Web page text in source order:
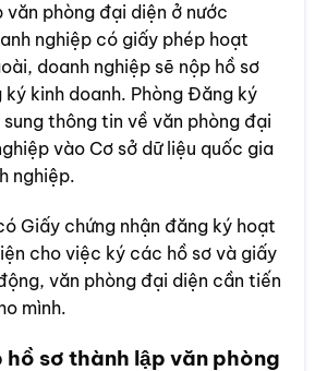
văn phòng đại diện ở nước
nghiệp có giấy phép hoạt
doanh nghiệp sẽ nộp hồ sơ
kinh doanh. Phòng Đăng ký
sung thông tin về văn phòng đại
vào Cơ sở dữ liệu quốc gia
nghiệp.
Giấy chứng nhận đăng ký hoạt
cho việc ký các hồ sơ và giấy
văn phòng đại diện cần tiến
mình.
hồ sơ thành lập văn phòng